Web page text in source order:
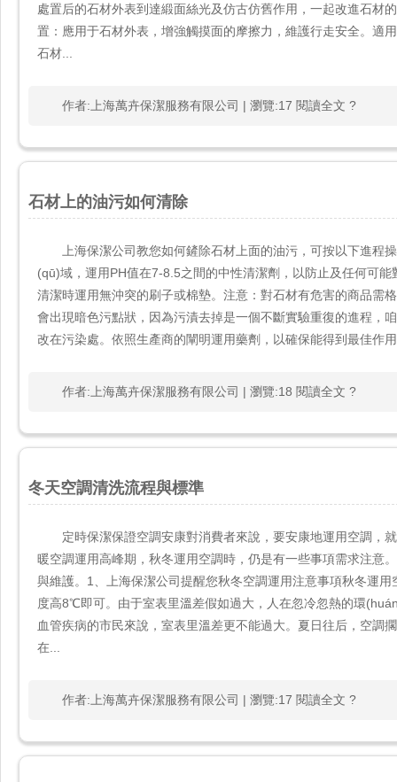
處置后的石材外表到達緞面絲光及仿古仿舊作用，一起改進石材
置：應用于石材外表，增強觸摸面的摩擦力，維護行走安全。適
石材...
作者:上海萬卉保潔服務有限公司 | 瀏覽:17 閱讀全文 ?
石材上的油污如何清除
上海保潔公司教您如何鏟除石材上面的油污，可按以下進
(qū)域，運用PH值在7-8.5之間的中性清潔劑，以防止及任何可
清潔時運用無沖突的刷子或棉墊。注意：對石材有危害的商品需格
會出現暗色污點狀，因為污漬去掉是一個不斷實驗重復的進程
改在污染處。依照生產商的闡明運用藥劑，以確保能得到最佳作用
作者:上海萬卉保潔服務有限公司 | 瀏覽:18 閱讀全文 ?
冬天空調清洗流程與標準
定時保潔保證空調安康對消費者來說，要安康地運用空調
暖空調運用高峰期，秋冬運用空調時，仍是有一些事項需求注意
與維護。1、上海保潔公司提醒您秋冬空調運用注意事項秋冬
度高8℃即可。由于室表里溫差假如過大，人在忽冷忽熱的環
血管疾病的市民來說，室表里溫差更不能過大。夏日往后，
在...
作者:上海萬卉保潔服務有限公司 | 瀏覽:17 閱讀全文 ?